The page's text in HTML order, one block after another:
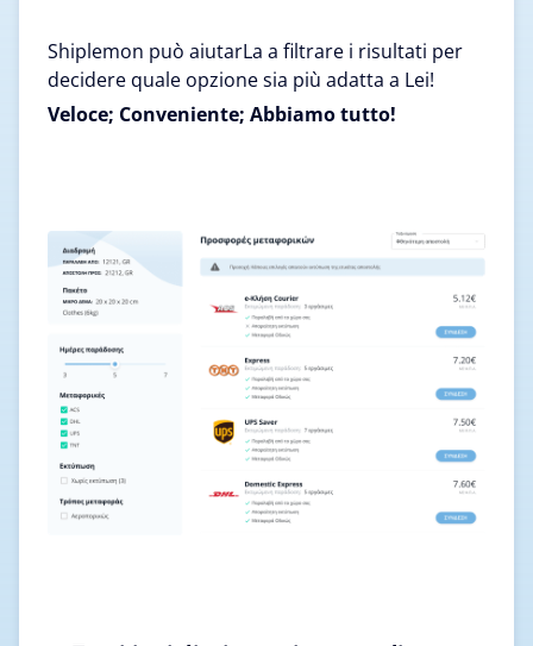
Shiplemon può aiutarLa a filtrare i risultati per
decidere quale opzione sia più adatta a Lei!
Veloce; Conveniente; Abbiamo tutto!